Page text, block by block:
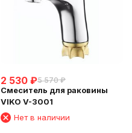
2 530 ₽5 570 ₽
Смеситель для раковины
VIKO V-3001
Нет в наличии